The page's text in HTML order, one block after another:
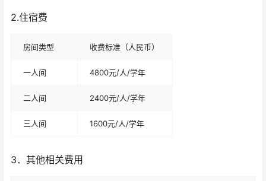
2.住宿费
房间类型 收费标准（人民币）
一人间 4800元/人/学年
二人间 2400元/人/学年
三人间 1600元/人/学年
3．其他相关费用